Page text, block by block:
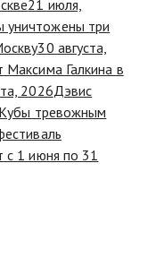
21 июля,
три
30 августа,
Максима Галкина в
2026Дэвис
тревожным
с 1 июня по 31